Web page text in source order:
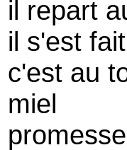
il repart
il s'est
c'est au
miel